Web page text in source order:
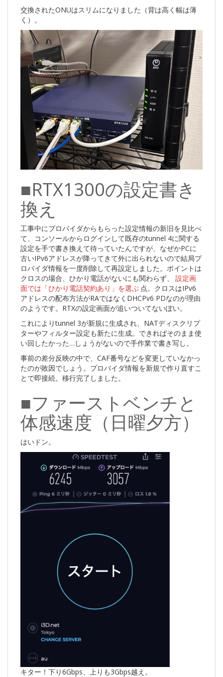
交換されたONUはスリムになりました（背は高く幅は薄
く）。
■RTX1300の設定書き
換え
工事中にプロバイダからもらった設定情報の新旧を見比べ
て、コンソールからログインして既存のtunnel 4に関する
設定を手で書き換えて待っていたんですが、なぜかPCに
古いIPv6アドレスが降ってきて外に出られないので結局プ
ロバイダ情報を一度削除して再設定しました。ポイントは
クロスの場合、ひかり電話がないにも関わらず、
設定画
面では「ひかり電話契約あり」を選ぶ 点。クロスはIPv6
アドレスの配布方法がRAではなくDHCPv6 PDなのが理由
のようです。RTXの設定画面が追いついてないぽい。
これによりtunnel 3が新規に生成され、NATディスクリプ
ターやフィルター設定も新たに生成。できればそのまま使
い回したかった…しょうがないので手作業で書き写し。
事前の差分反映の中で、CAF番号などを変更していなかっ
たのが敗因でしょう。プロバイダ情報を新規で作り直すこ
とで即接続。移行完了しました。
■ファーストベンチと
体感速度（日曜夕方）
はいドン。
キター！下り6Gbps、上りも3Gbps越え。